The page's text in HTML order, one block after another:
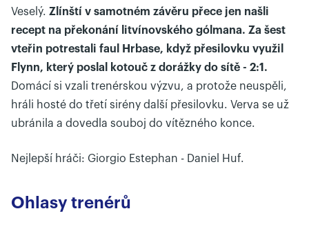
Veselý. Zlínští v samotném závěru přece jen našli
recept na překonání litvínovského gólmana. Za šest
vteřin potrestali faul Hrbase, když přesilovku využil
Flynn, který poslal kotouč z dorážky do sítě - 2:1.
Domácí si vzali trenérskou výzvu, a protože neuspěli,
hráli hosté do třetí sirény další přesilovku. Verva se už
ubránila a dovedla souboj do vítězného konce.
Nejlepší hráči: Giorgio Estephan - Daniel Huf.
Ohlasy trenérů